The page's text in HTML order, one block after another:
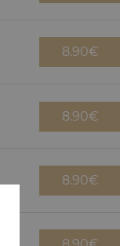
8.90€
8.90€
8.90€